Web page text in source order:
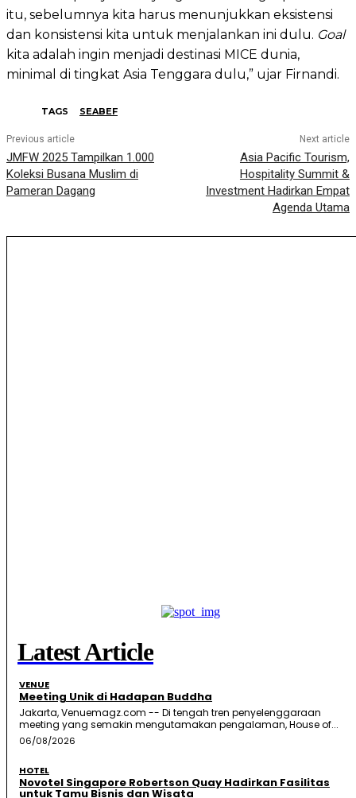
itu, sebelumnya kita harus menunjukkan eksistensi
dan konsistensi kita untuk menjalankan ini dulu. Goal
kita adalah ingin menjadi destinasi MICE dunia,
minimal di tingkat Asia Tenggara dulu,” ujar Firnandi.
TAGS SEABEF
Previous article
JMFW 2025 Tampilkan 1.000
Koleksi Busana Muslim di
Pameran Dagang
Next article
Asia Pacific Tourism,
Hospitality Summit &
Investment Hadirkan Empat
Agenda Utama
Latest Article
VENUE
Meeting Unik di Hadapan Buddha
Jakarta, Venuemagz.com -- Di tengah tren penyelenggaraan
meeting yang semakin mengutamakan pengalaman, House of...
06/08/2026
HOTEL
Novotel Singapore Robertson Quay Hadirkan Fasilitas
untuk Tamu Bisnis dan Wisata